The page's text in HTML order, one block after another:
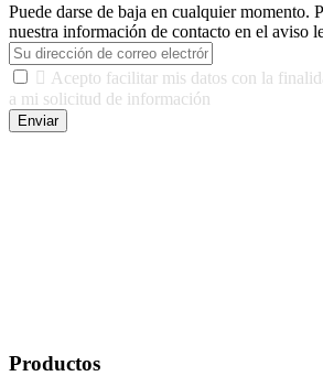
Puede darse de baja en cualquier momento.
nuestra información de contacto en el aviso
 Acepto facilitar mis datos con la
a mi solicitud de información
Enviar
Productos